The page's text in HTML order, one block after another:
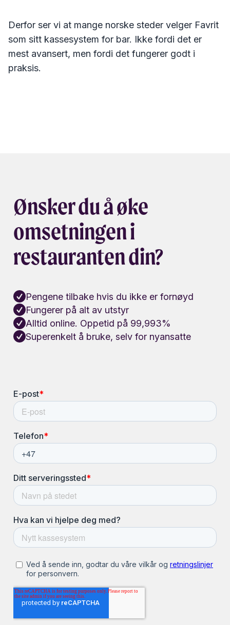
Derfor ser vi at mange norske steder velger Favrit
som sitt kassesystem for bar. Ikke fordi det er
mest avansert, men fordi det fungerer godt i
praksis.
Ønsker du å øke
omsetningen i
restauranten din?
Pengene tilbake hvis du ikke er fornøyd
Fungerer på alt av utstyr
Alltid online. Oppetid på 99,993%
Superenkelt å bruke, selv for nyansatte